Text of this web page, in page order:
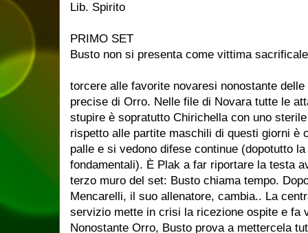
Lib. Spirito
PRIMO SET
Busto non si presenta come vittima
torcere alle favorite novaresi nonostante
precise di Orro. Nelle file di Novara tutte le
stupire è sopratutto Chirichella con uno
rispetto alle partite maschili di questi giorni è
palle e si vedono difese continue (dopotutto
fondamentali). È Plak a far riportare la testa
terzo muro del set: Busto chiama tempo.
Mencarelli, il suo allenatore, cambia.. La
servizio mette in crisi la ricezione ospite e fa
Nonostante Orro, Busto prova a mettercela